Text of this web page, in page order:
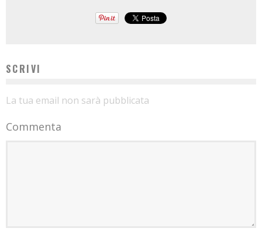
SCRIVI
La tua email non sarà pubblicata
Commenta